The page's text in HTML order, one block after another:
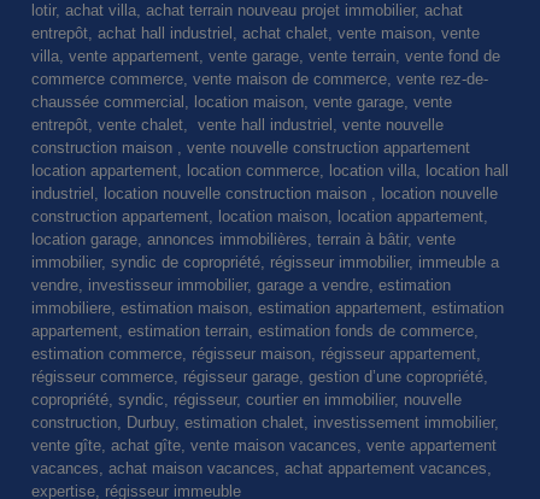
lotir, achat villa, achat terrain nouveau projet immobilier, achat
entrepôt, achat hall industriel, achat chalet, vente maison, vente
villa, vente appartement, vente garage, vente terrain, vente fond de
commerce commerce, vente maison de commerce, vente rez-de-
chaussée commercial, location maison, vente garage, vente
entrepôt, vente chalet, vente hall industriel, vente nouvelle
construction maison , vente nouvelle construction appartement
location appartement, location commerce, location villa, location hall
industriel, location nouvelle construction maison , location nouvelle
construction appartement, location maison, location appartement,
location garage, annonces immobilières, terrain à bâtir, vente
immobilier, syndic de copropriété, régisseur immobilier, immeuble a
vendre, investisseur immobilier, garage a vendre, estimation
immobiliere, estimation maison, estimation appartement, estimation
appartement, estimation terrain, estimation fonds de commerce,
estimation commerce, régisseur maison, régisseur appartement,
régisseur commerce, régisseur garage, gestion d’une copropriété,
copropriété, syndic, régisseur, courtier en immobilier, nouvelle
construction, Durbuy, estimation chalet, investissement immobilier,
vente gîte, achat gîte, vente maison vacances, vente appartement
vacances, achat maison vacances, achat appartement vacances,
expertise, régisseur immeuble